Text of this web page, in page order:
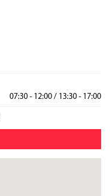
07:30 - 12:00 / 13:30 - 17:00
07:30 - 12:00 / 13:30 - 17:00
07:30 - 12:00 / 13:30 - 17:00
07:30 - 12:00 / 13:30 - 17:00
07:30 - 12:00 / 13:30 - 17:00